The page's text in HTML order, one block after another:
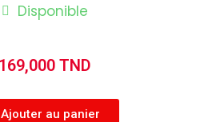
Disponible
169,000 TND
Ajouter au panier